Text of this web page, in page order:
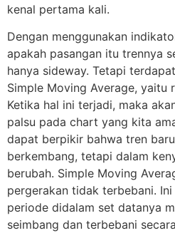
kenal pertama kali.
Dengan menggunakan
apakah pasangan itu trennya
hanya sideway. Tetapi
Simple Moving Average, yaitu
Ketika hal ini terjadi, maka
palsu pada chart yang kita
dapat berpikir bahwa tren
berkembang, tetapi dalam
berubah. Simple Moving
pergerakan tidak terbebani.
periode didalam set datanya
seimbang dan terbebani